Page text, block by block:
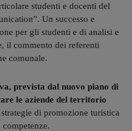
studenti e docenti del
Un successo e
per gli studenti e di analisi e
il commento dei referenti
comunale.
prevista dal nuovo piano di
le aziende del territorio
di promozione turistica